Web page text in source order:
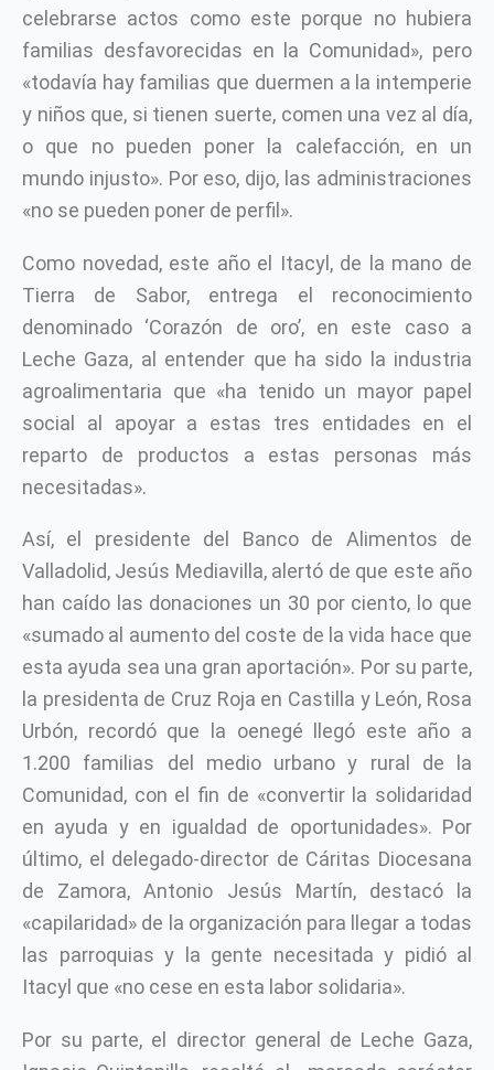
celebrarse actos como este porque no hubiera
familias desfavorecidas en la Comunidad», pero
«todavía hay familias que duermen a la intemperie
y niños que, si tienen suerte, comen una vez al día,
o que no pueden poner la calefacción, en un
mundo injusto». Por eso, dijo, las administraciones
«no se pueden poner de perfil».
Como novedad, este año el Itacyl, de la mano de
Tierra de Sabor, entrega el reconocimiento
denominado ‘Corazón de oro’, en este caso a
Leche Gaza, al entender que ha sido la industria
agroalimentaria que «ha tenido un mayor papel
social al apoyar a estas tres entidades en el
reparto de productos a estas personas más
necesitadas».
Así, el presidente del Banco de Alimentos de
Valladolid, Jesús Mediavilla, alertó de que este año
han caído las donaciones un 30 por ciento, lo que
«sumado al aumento del coste de la vida hace que
esta ayuda sea una gran aportación». Por su parte,
la presidenta de Cruz Roja en Castilla y León, Rosa
Urbón, recordó que la oenegé llegó este año a
1.200 familias del medio urbano y rural de la
Comunidad, con el fin de «convertir la solidaridad
en ayuda y en igualdad de oportunidades». Por
último, el delegado-director de Cáritas Diocesana
de Zamora, Antonio Jesús Martín, destacó la
«capilaridad» de la organización para llegar a todas
las parroquias y la gente necesitada y pidió al
Itacyl que «no cese en esta labor solidaria».
Por su parte, el director general de Leche Gaza,